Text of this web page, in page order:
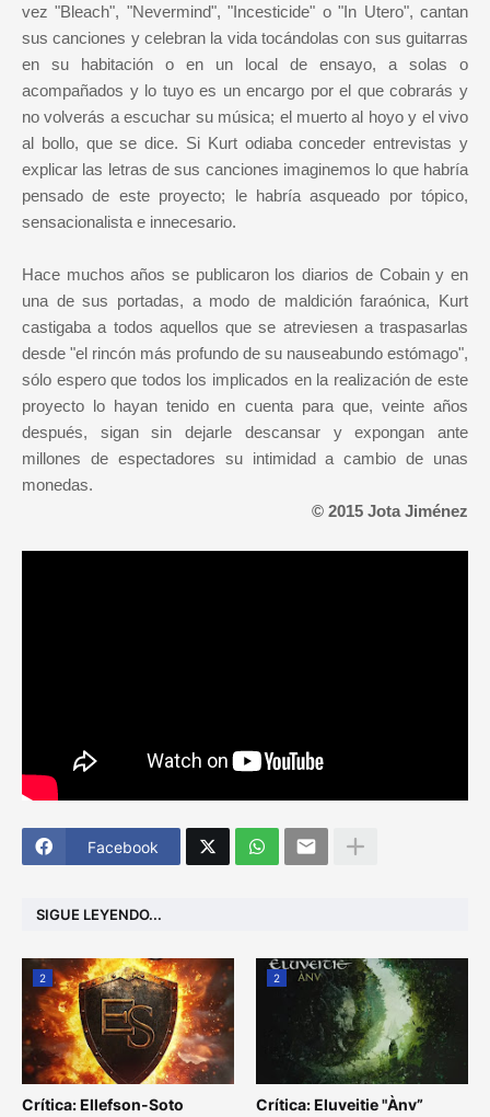
vez "Bleach", "Nevermind", "Incesticide" o "In Utero", cantan
sus canciones y celebran la vida tocándolas con sus guitarras
en su habitación o en un local de ensayo, a solas o
acompañados y lo tuyo es un encargo por el que cobrarás y
no volverás a escuchar su música; el muerto al hoyo y el vivo
al bollo, que se dice. Si Kurt odiaba conceder entrevistas y
explicar las letras de sus canciones imaginemos lo que habría
pensado de este proyecto; le habría asqueado por tópico,
sensacionalista e innecesario.
Hace muchos años se publicaron los diarios de Cobain y en
una de sus portadas, a modo de maldición faraónica, Kurt
castigaba a todos aquellos que se atreviesen a traspasarlas
desde "el rincón más profundo de su nauseabundo estómago",
sólo espero que todos los implicados en la realización de este
proyecto lo hayan tenido en cuenta para que, veinte años
después, sigan sin dejarle descansar y expongan ante
millones de espectadores su intimidad a cambio de unas
monedas.
© 2015 Jota Jiménez
Facebook
SIGUE LEYENDO...
2
Crítica: Ellefson-Soto
2
Crítica: Eluveitie "Ànv”